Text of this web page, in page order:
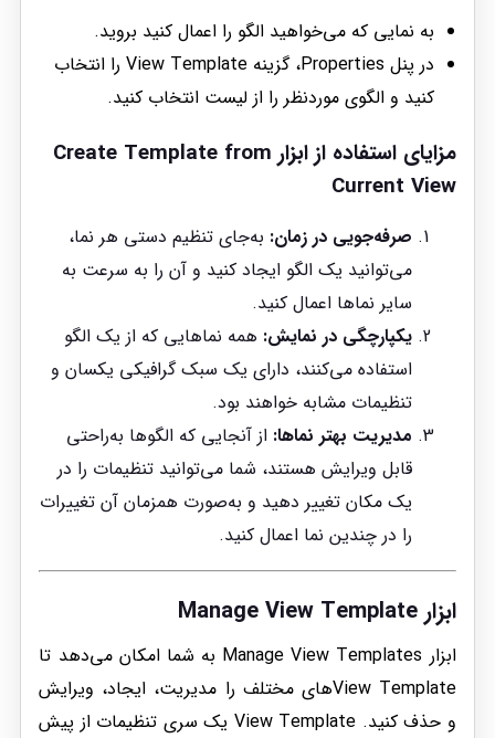
به نمایی که می‌خواهید الگو را اعمال کنید بروید.
در پنل Properties، گزینه View Template را انتخاب
کنید و الگوی موردنظر را از لیست انتخاب کنید.
مزایای استفاده از ابزار Create Template from
Current View
صرفه‌جویی در زمان: به‌جای تنظیم دستی هر نما،
می‌توانید یک الگو ایجاد کنید و آن را به سرعت به
سایر نماها اعمال کنید.
یکپارچگی در نمایش: همه نماهایی که از یک الگو
استفاده می‌کنند، دارای یک سبک گرافیکی یکسان و
تنظیمات مشابه خواهند بود.
مدیریت بهتر نماها: از آنجایی که الگوها به‌راحتی
قابل ویرایش هستند، شما می‌توانید تنظیمات را در
یک مکان تغییر دهید و به‌صورت همزمان آن تغییرات
را در چندین نما اعمال کنید.
ابزار Manage View Template
ابزار Manage View Templates به شما امکان می‌دهد تا
View Template‌های مختلف را مدیریت، ایجاد، ویرایش
و حذف کنید. View Template یک سری تنظیمات از پیش